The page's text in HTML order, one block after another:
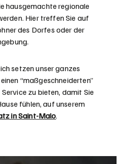
hausgemachte regionale
Hier treffen Sie auf
des Dorfes oder der
setzen unser ganzes
“maßgeschneiderten”
zu bieten, damit Sie
fühlen, auf unserem
in Saint-Malo.